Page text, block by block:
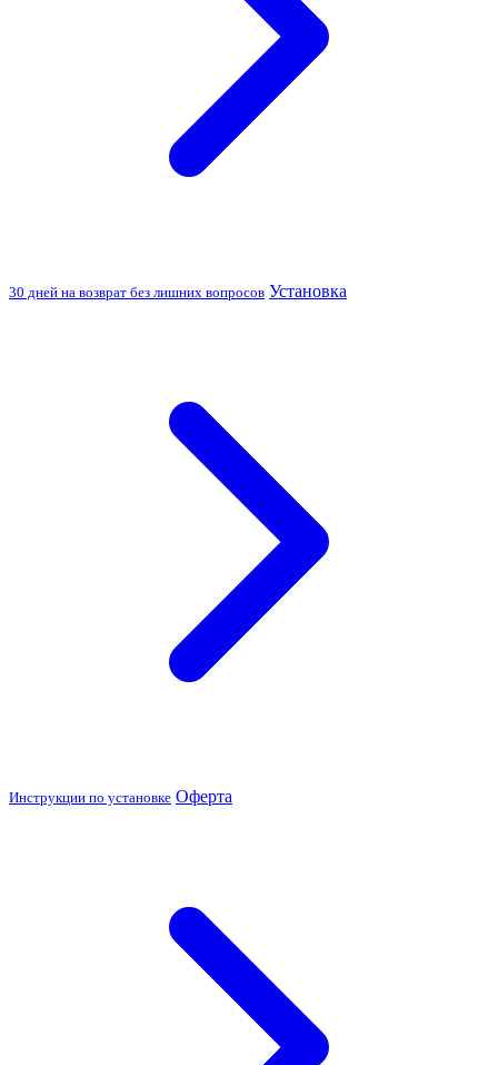
30 дней на возврат без лишних вопросов Установка
Инструкции по установке Оферта